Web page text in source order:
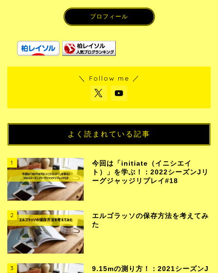
プロフィール
＼ Follow me ／
よく読まれている記事
1
今回は「initiate（イニシエイ
ト）」を学ぶ！：2022シーズンJリ
ーグジャッジリプレイ#18
2
エルゴラッソの保存方法を考えてみ
た
3
9.15mの測り方！：2021シーズンJ